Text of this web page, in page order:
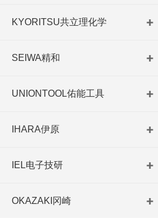
KYORITSU共立理化学
SEIWA精和
UNIONTOOL佑能工具
IHARA伊原
IEL电子技研
OKAZAKI冈崎